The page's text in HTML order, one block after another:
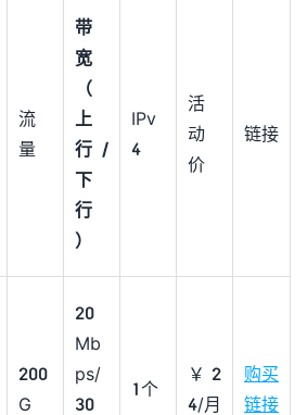
流
量
带
宽
（
上
行/
下
行
）
IPv
4
活
动
价
链接
200
G
20
Mb
ps/
30
1个
￥2
4/月
购买
链接